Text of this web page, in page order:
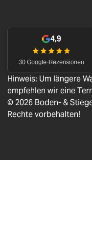
4,9
30 Google-Rezensionen
Hinweis: Um längere
empfehlen wir eine
© 2026 Boden- &
Rechte vorbehalten!